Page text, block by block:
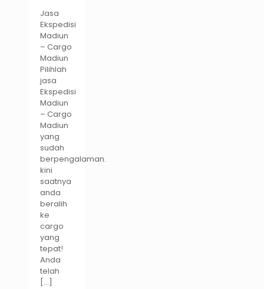
Jasa
Ekspedisi
Madiun
– Cargo
Madiun
Pilihlah
jasa
Ekspedisi
Madiun
– Cargo
Madiun
yang
sudah
berpengalaman.
kini
saatnya
anda
beralih
ke
cargo
yang
tepat!
Anda
telah
[…]